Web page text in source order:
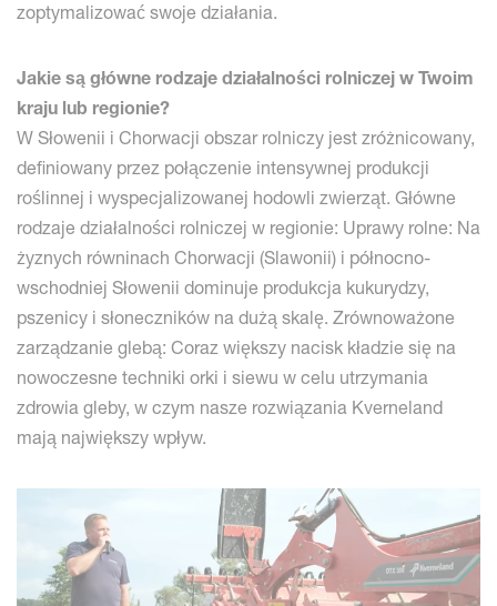
zoptymalizować swoje działania.
Jakie są główne rodzaje działalności rolniczej w Twoim
kraju lub regionie?
W Słowenii i Chorwacji obszar rolniczy jest zróżnicowany,
definiowany przez połączenie intensywnej produkcji
roślinnej i wyspecjalizowanej hodowli zwierząt. Główne
rodzaje działalności rolniczej w regionie: Uprawy rolne: Na
żyznych równinach Chorwacji (Slawonii) i północno-
wschodniej Słowenii dominuje produkcja kukurydzy,
pszenicy i słoneczników na dużą skalę. Zrównoważone
zarządzanie glebą: Coraz większy nacisk kładzie się na
nowoczesne techniki orki i siewu w celu utrzymania
zdrowia gleby, w czym nasze rozwiązania Kverneland
mają największy wpływ.